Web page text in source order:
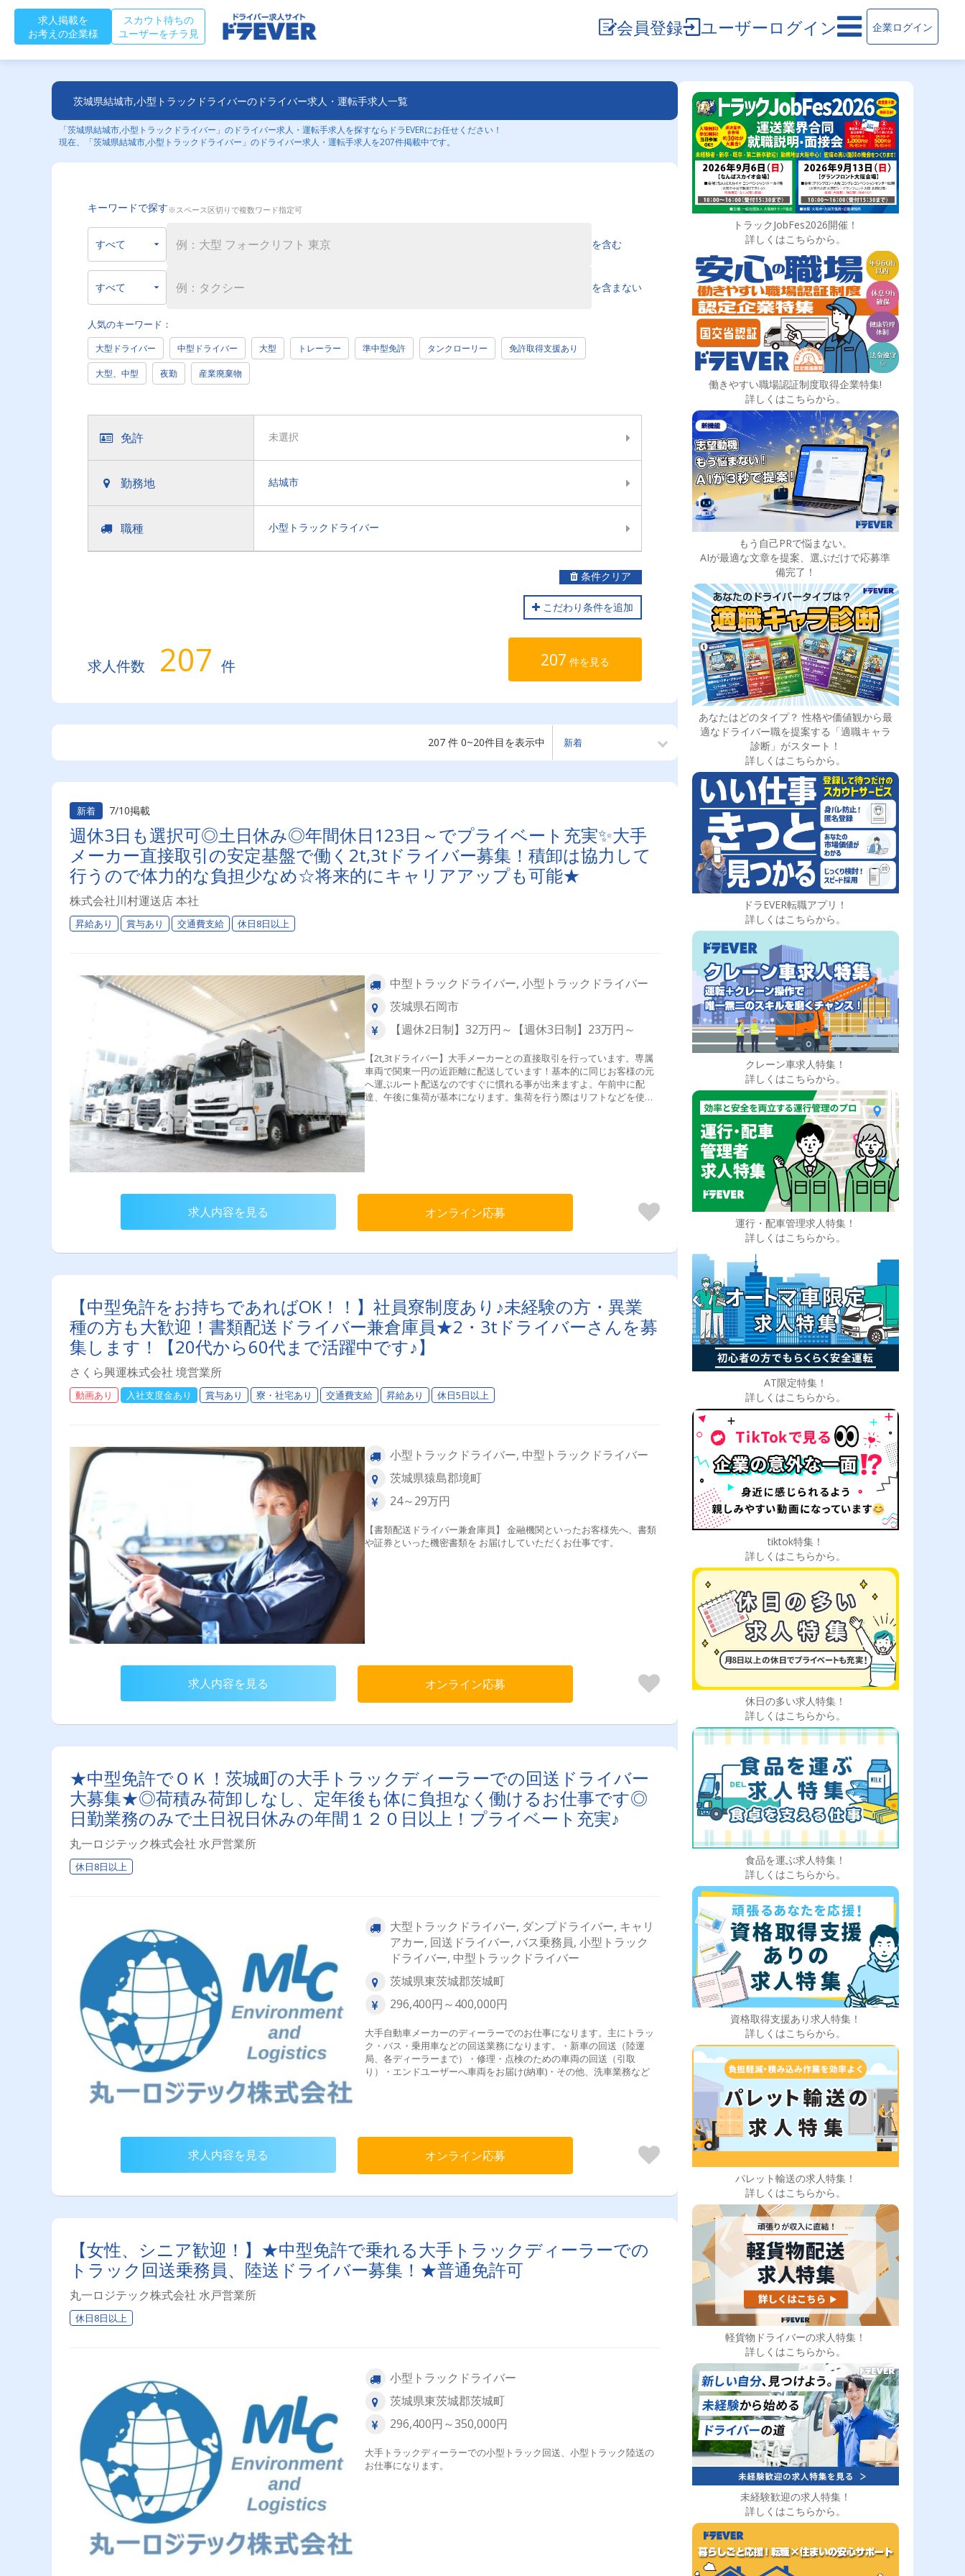
求人掲載を
お考えの企業様
スカウト待ちの
ユーザーをチラ見
会員登録 ユーザーログイン 企業ログイン
茨城県結城市,小型トラックドライバーのドライバー求人・運転手求人一覧
「茨城県結城市,小型トラックドライバー」のドライバー求人・運転手求人を探すならドラEVERにお任せください！
現在、「茨城県結城市,小型トラックドライバー」のドライバー求人・運転手求人を207件掲載中です。
キーワードで探す※スペース区切りで複数ワード指定可
を含む
を含まない
人気のキーワード：
大型ドライバー 中型ドライバー 大型 トレーラー 準中型免許 タンクローリー 免許取得支援あり
大型、中型 夜勤 産業廃棄物
免許 未選択
勤務地 結城市
職種 小型トラックドライバー
条件クリア
こだわり条件を追加
求人件数 207 件 207 件を見る
207 件 0~20件目を表示中
新着 7/10掲載
週休3日も選択可◎土日休み◎年間休日123日～でプライベート充実✨大手
メーカー直接取引の安定基盤で働く2t,3tドライバー募集！積卸は協力して
行うので体力的な負担少なめ☆将来的にキャリアアップも可能★
株式会社川村運送店 本社
昇給あり 賞与あり 交通費支給 休日8日以上
中型トラックドライバー, 小型トラックドライバー
茨城県石岡市
【週休2日制】32万円～【週休3日制】23万円～
【2t,3tドライバー】大手メーカーとの直接取引を行っています。専属
車両で関東一円の近距離に配送しています！基本的に同じお客様の元
へ運ぶルート配送なのですぐに慣れる事が出来ますよ。午前中に配
達、午後に集荷が基本になります。集荷を行う際はリフトなどを使用
し、倉庫作業員と協力しあって行うため負担も少ないです。［配送エ
リア］関東一円地場［輸送品目］食品、その他［積卸方法］パレッ
求人内容を見る オンライン応募
【中型免許をお持ちであればOK！！】社員寮制度あり♪未経験の方・異業
種の方も大歓迎！書類配送ドライバー兼倉庫員★2・3tドライバーさんを募
集します！【20代から60代まで活躍中です♪】
さくら興運株式会社 境営業所
動画あり 入社支度金あり 賞与あり 寮・社宅あり 交通費支給 昇給あり 休日5日以上
小型トラックドライバー, 中型トラックドライバー
茨城県猿島郡境町
24～29万円
【書類配送ドライバー兼倉庫員】 金融機関といったお客様先へ、書類
や証券といった機密書類を お届けしていただくお仕事です。
求人内容を見る オンライン応募
★中型免許でＯＫ！茨城町の大手トラックディーラーでの回送ドライバー
大募集★◎荷積み荷卸しなし、定年後も体に負担なく働けるお仕事です◎
日勤業務のみで土日祝日休みの年間１２０日以上！プライベート充実♪
丸一ロジテック株式会社 水戸営業所
休日8日以上
大型トラックドライバー, ダンプドライバー, キャリ
アカー, 回送ドライバー, バス乗務員, 小型トラック
ドライバー, 中型トラックドライバー
茨城県東茨城郡茨城町
296,400円～400,000円
大手自動車メーカーのディーラーでのお仕事になります。主にトラッ
ク・バス・乗用車などの回送業務になります。・新車の回送（陸運
局、各ディーラーまで）・修理・点検のための車両の回送（引取
り）・エンドユーザーへ車両をお届け(納車)・その他、洗車業務など
求人内容を見る オンライン応募
【女性、シニア歓迎！】★中型免許で乗れる大手トラックディーラーでの
トラック回送乗務員、陸送ドライバー募集！★普通免許可
丸一ロジテック株式会社 水戸営業所
休日8日以上
小型トラックドライバー
茨城県東茨城郡茨城町
296,400円～350,000円
大手トラックディーラーでの小型トラック回送、小型トラック陸送の
お仕事になります。
トラックJobFes2026開催！
詳しくはこちらから。
働きやすい職場認証制度取得企業特集!
詳しくはこちらから。
もう自己PRで悩まない。
AIが最適な文章を提案、選ぶだけで応募準
備完了！
あなたはどのタイプ？ 性格や価値観から最
適なドライバー職を提案する「適職キャラ
診断」がスタート！
詳しくはこちらから。
ドラEVER転職アプリ！
詳しくはこちらから。
クレーン車求人特集！
詳しくはこちらから。
運行・配車管理求人特集！
詳しくはこちらから。
AT限定特集！
詳しくはこちらから。
tiktok特集！
詳しくはこちらから。
休日の多い求人特集！
詳しくはこちらから。
食品を運ぶ求人特集！
詳しくはこちらから。
資格取得支援あり求人特集！
詳しくはこちらから。
パレット輸送の求人特集！
詳しくはこちらから。
軽貨物ドライバーの求人特集！
詳しくはこちらから。
未経験歓迎の求人特集！
詳しくはこちらから。